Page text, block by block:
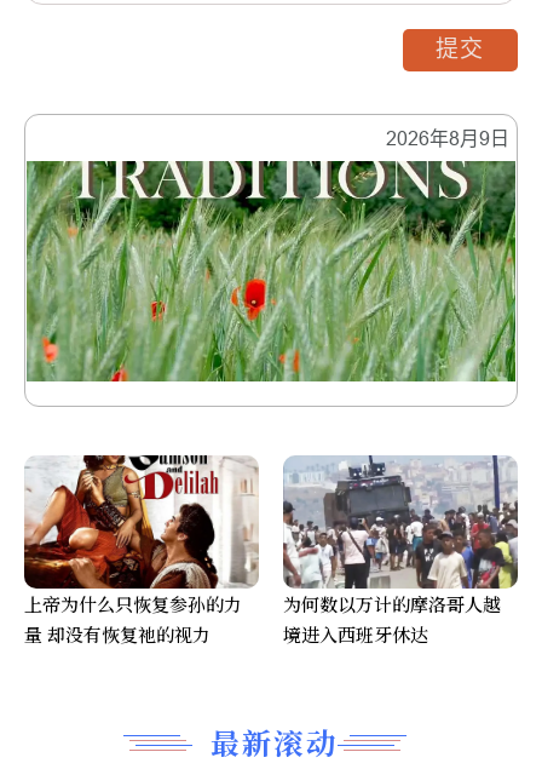
2026年8月9日
最新滚动
提交
上帝为什么只恢复参孙的力
量 却没有恢复祂的视力
为何数以万计的摩洛哥人越
境进入西班牙休达